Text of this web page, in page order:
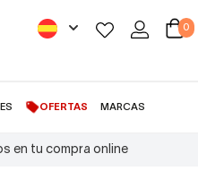
0
OFERTAS MARCAS
en tu compra online